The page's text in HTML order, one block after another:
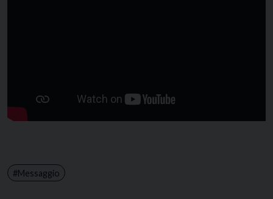
Messaggio